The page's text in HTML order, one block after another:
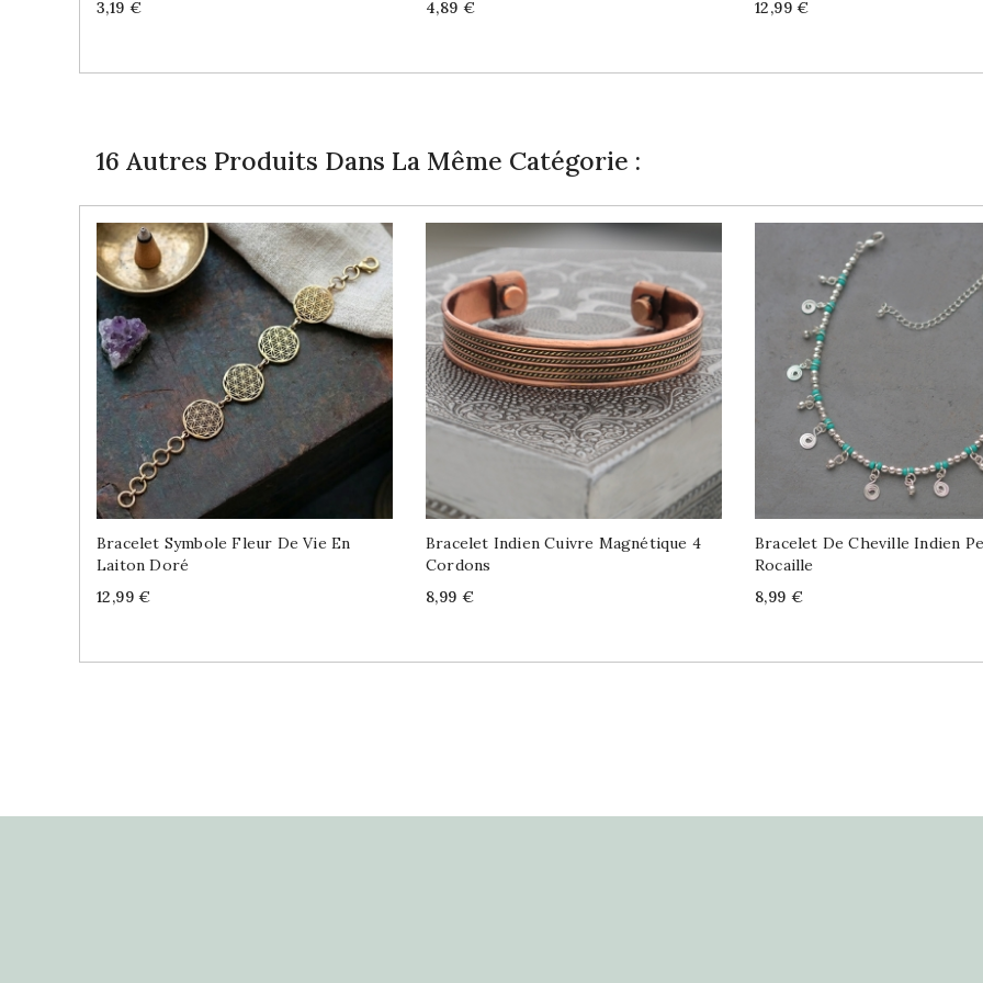
Price
3,19 €
Price
4,89 €
Price
12,99 €
16 Autres Produits Dans La Même Catégorie :
Bracelet Symbole Fleur De Vie En
Laiton Doré
Price
12,99 €
Bracelet Indien Cuivre Magnétique 4
Cordons
Price
8,99 €
Bracelet De Cheville Indien
Rocaille
Price
8,99 €